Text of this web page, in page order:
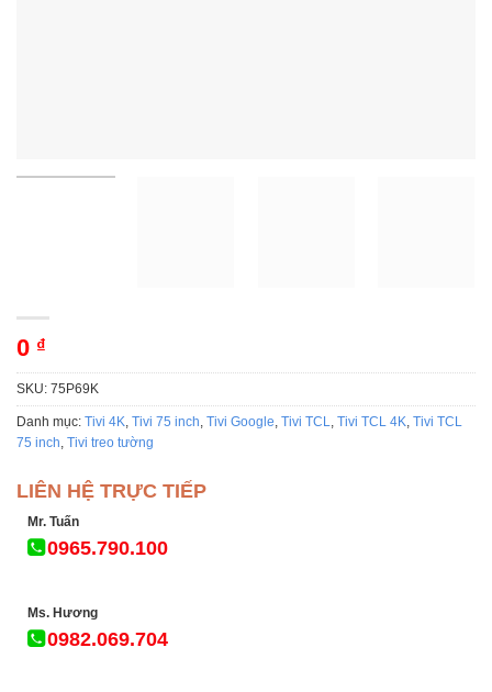
0 ₫
SKU: 75P69K
Danh mục: Tivi 4K, Tivi 75 inch, Tivi Google, Tivi TCL, Tivi TCL 4K, Tivi TCL
75 inch, Tivi treo tường
LIÊN HỆ TRỰC TIẾP
Mr. Tuấn
0965.790.100
Ms. Hương
0982.069.704